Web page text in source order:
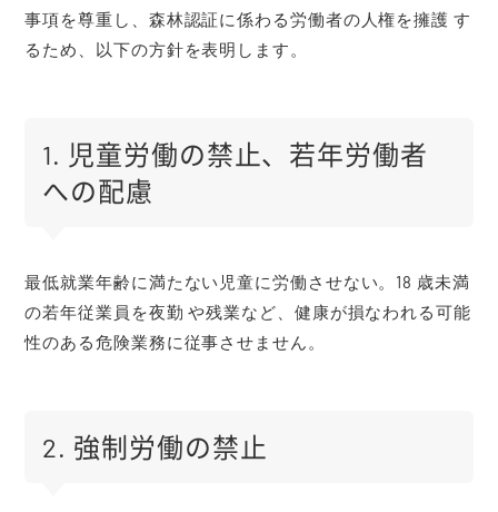
事項を尊重し、森林認証に係わる労働者の人権を擁護 す
るため、以下の方針を表明します。
1. 児童労働の禁止、若年労働者
への配慮
最低就業年齢に満たない児童に労働させない。18 歳未満
の若年従業員を夜勤 や残業など、健康が損なわれる可能
性のある危険業務に従事させません。
2. 強制労働の禁止